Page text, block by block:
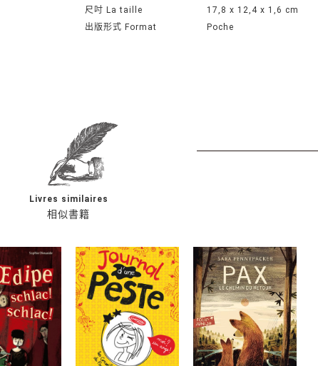
尺吋 La taille
17,8 x 12,4 x 1,6 cm
出版形式 Format
Poche
相似書籍
Livres similaires